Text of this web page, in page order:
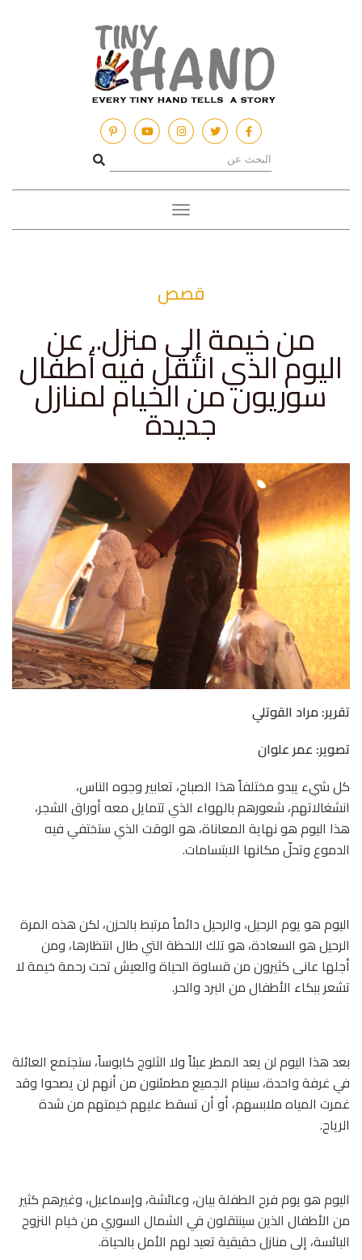
Toggle
navigation
قصص
من خيمة إلى منزل.. عن
اليوم الذي انتقل فيه أطفال
سوريون من الخيام لمنازل
جديدة
تقرير: مراد القوتلي
تصوير: عمر علوان
كل شيء يبدو مختلفاً هذا الصباح، تعابير وجوه الناس،
انشغالاتهم، شعورهم بالهواء الذي تتمايل معه أوراق الشجر،
هذا اليوم هو نهاية المعاناة، هو الوقت الذي ستختفي فيه
الدموع وتحلّ مكانها الابتسامات.
اليوم هو يوم الرحيل، والرحيل دائماً مرتبط بالحزن، لكن هذه المرة
الرحيل هو السعادة، هو تلك اللحظة التي طال انتظارها، ومن
أجلها عانى كثيرون من قساوة الحياة والعيش تحت رحمة خيمة لا
تشعر ببكاء الأطفال من البرد والحر.
بعد هذا اليوم لن يعد المطر عبئاً ولا الثلوج كابوساً، ستجتمع العائلة
في غرفة واحدة، سينام الجميع مطمئنون من أنهم لن يصحوا وقد
غمرت المياه ملابسهم، أو أن تسقط عليهم خيمتهم من شدة
الرياح.
اليوم هو يوم فرح الطفلة بيان، وعائشة، وإسماعيل، وغيرهم كثير
من الأطفال الذين سينتقلون في الشمال السوري من خيام النزوح
البائسة، إلى منازل حقيقية تعيد لهم الأمل بالحياة.